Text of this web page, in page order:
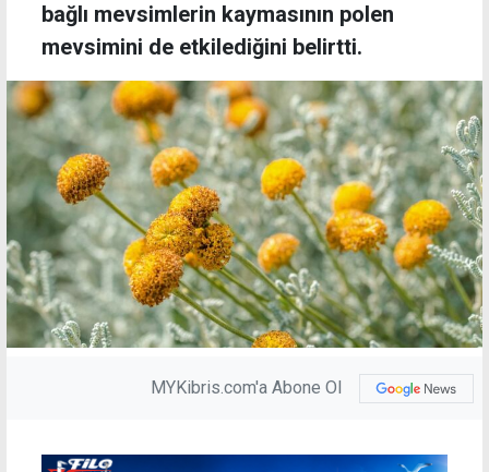
bağlı mevsimlerin kaymasının polen
mevsimini de etkilediğini belirtti.
MYKibris.com'a Abone Ol